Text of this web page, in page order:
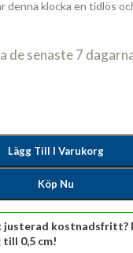
klocka en tidlös
de senaste 7
Lägg Till I Varukorg
Köp Nu
justerad kostnadsfritt?
till 0,5 cm!